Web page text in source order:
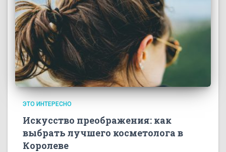
ЭТО ИНТЕРЕСНО
Искусство преображения: как
выбрать лучшего косметолога в
Королеве